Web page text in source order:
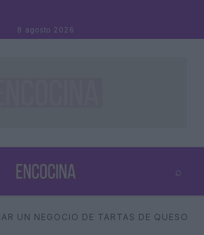
8 agosto 2026
⌕
⌕ ×
UN NEGOCIO DE TARTAS DE QUESO